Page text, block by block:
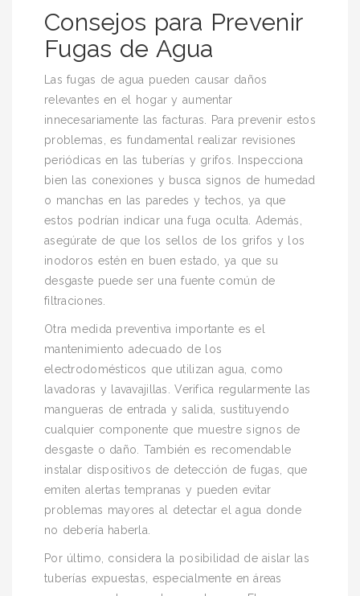
Consejos para Prevenir
Fugas de Agua
Las fugas de agua pueden causar daños
relevantes en el hogar y aumentar
innecesariamente las facturas. Para prevenir estos
problemas, es fundamental realizar revisiones
periódicas en las tuberías y grifos. Inspecciona
bien las conexiones y busca signos de humedad
o manchas en las paredes y techos, ya que
estos podrían indicar una fuga oculta. Además,
asegúrate de que los sellos de los grifos y los
inodoros estén en buen estado, ya que su
desgaste puede ser una fuente común de
filtraciones.
Otra medida preventiva importante es el
mantenimiento adecuado de los
electrodomésticos que utilizan agua, como
lavadoras y lavavajillas. Verifica regularmente las
mangueras de entrada y salida, sustituyendo
cualquier componente que muestre signos de
desgaste o daño. También es recomendable
instalar dispositivos de detección de fugas, que
emiten alertas tempranas y pueden evitar
problemas mayores al detectar el agua donde
no debería haberla.
Por último, considera la posibilidad de aislar las
tuberías expuestas, especialmente en áreas